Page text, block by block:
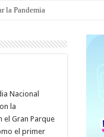
la Pandemia
Nacional
la
el Gran Parque
el primer